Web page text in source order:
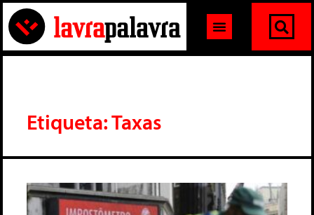
Etiqueta: Taxas